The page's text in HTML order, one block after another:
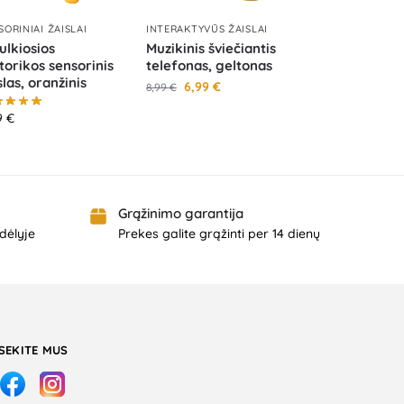
ŽAISLAI
sensorinis
oranžinis
€
INTERAKTYVŪS ŽAISLAI
Muzikinis šviečiantis
telefonas, geltonas
8,99€ 6,99 €
Grąžinimo garantija
Prekes galite grąžinti per 14 dienų
MUS